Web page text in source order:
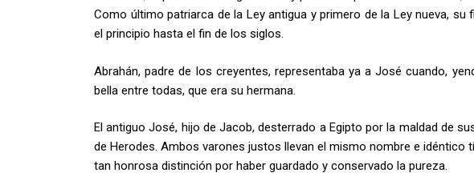
Como úl­timo patriarca de la Ley antigua y primero de la Ley nueva,
el principio hasta el fin de los siglos.
Abrahán, padre de los creyentes, representaba ya a José cuando,
bella entre todas, que era su hermana.
El antiguo José, hijo de Jacob, desterrado a Egipto por la maldad de
de Herodes. Ambos varones justos llevan el mismo nombre e idéntico
tan honrosa distinción por haber guardado y conservado la pureza.